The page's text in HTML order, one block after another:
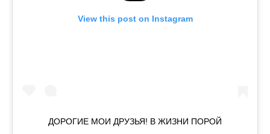
View this post on Instagram
ДОРОГИЕ МОИ ДРУЗЬЯ! В ЖИЗНИ ПОРОЙ